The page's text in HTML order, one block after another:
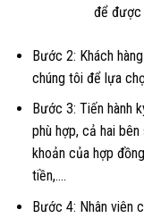
để được
Bước 2: Khách
chúng tôi để lựa
Bước 3: Tiến hành
phù hợp, cả hai
khoản của hợp
tiền,….
Bước 4: Nhân viên